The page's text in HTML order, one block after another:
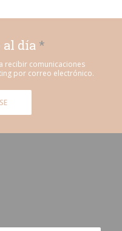
al día *
recibir comunicaciones
por correo electrónico.